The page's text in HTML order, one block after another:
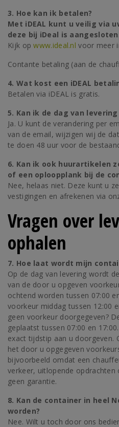
3. Hoe kan ik betalen?
Met iDEAL kunt u veilig via
deze bij iDeal is
Kijk opwww.ideal.nl voor meer
Contante betaling (aan de
4. Wat kost een iDEAL
Betalen via iDEAL is gratis.
5. Kan ik de dag van
Ja. U kunt de verandering per
van de email, wijzigen wij de
te doen 48 uur voor de
6. Kan ik ook huurartikelen
of een oploopplank bij de
Nee, helaas niet. Deze kunt u
vestigingen en afrekenen via
Vragen over
ophalen
7. Hoe laat wordt mijn
Op de dag van levering wordt
van de door u opgeven
ochtend worden tussen 07:00
voorkeur middag tussen 12:00
geen voorkeur doorgegeven?
geplaatst tussen 07:00 en
exact tijdstip aan u doorgeven.
het door u opgegeven
bijvoorbeeld omdat een
verkeer, uitlopende
geen garantie.
8. Kan de container in heel
worden?
Nee. Wilt u toch door ons